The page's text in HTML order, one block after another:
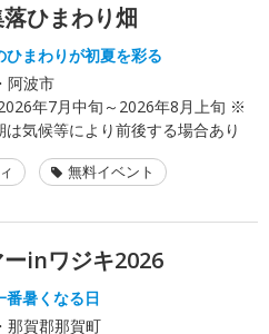
落ひまわり畑
ひまわりが初夏を彩る
阿波市
年7月中旬～2026年8月上旬 ※
は気候等により前後する場合あり
無料イベント
inワジキ2026
番暑くなる日
那賀郡那賀町